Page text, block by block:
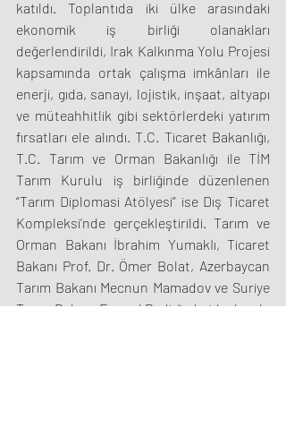
katıldı. Toplantıda iki ülke arasındaki
ekonomik iş birliği olanakları
değerlendirildi, Irak Kalkınma Yolu Projesi
kapsamında ortak çalışma imkânları ile
enerji, gıda, sanayi, lojistik, inşaat, altyapı
ve müteahhitlik gibi sektörlerdeki yatırım
fırsatları ele alındı. T.C. Ticaret Bakanlığı,
T.C. Tarım ve Orman Bakanlığı ile TİM
Tarım Kurulu iş birliğinde düzenlenen
“Tarım Diplomasi Atölyesi” ise Dış Ticaret
Kompleksi’nde gerçekleştirildi. Tarım ve
Orman Bakanı İbrahim YumakIı, Ticaret
Bakanı Prof. Dr. Ömer Bolat, Azerbaycan
Tarım Bakanı Mecnun Mamadov ve Suriye
Tarım Bakanı Ecmed Bedir’in katılımlarıyla